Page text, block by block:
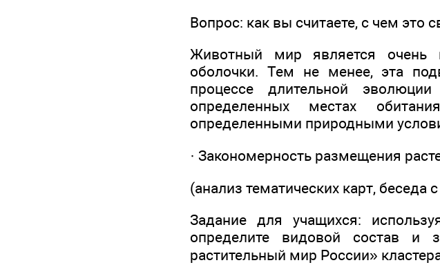
Вопрос: как вы считаете, с чем это
Животный мир является очень
оболочки. Тем не менее, эта
процессе длительной
определенных местах
определенными природными
· Закономерность размещения
(анализ тематических карт,
Задание для учащихся:
определите видовой состав
растительный мир России»